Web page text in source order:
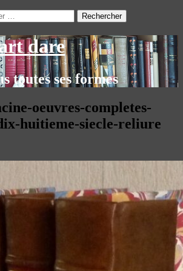
dare
toutes ses formes
oeuvres-completes-
huitieme-siecle-reliure